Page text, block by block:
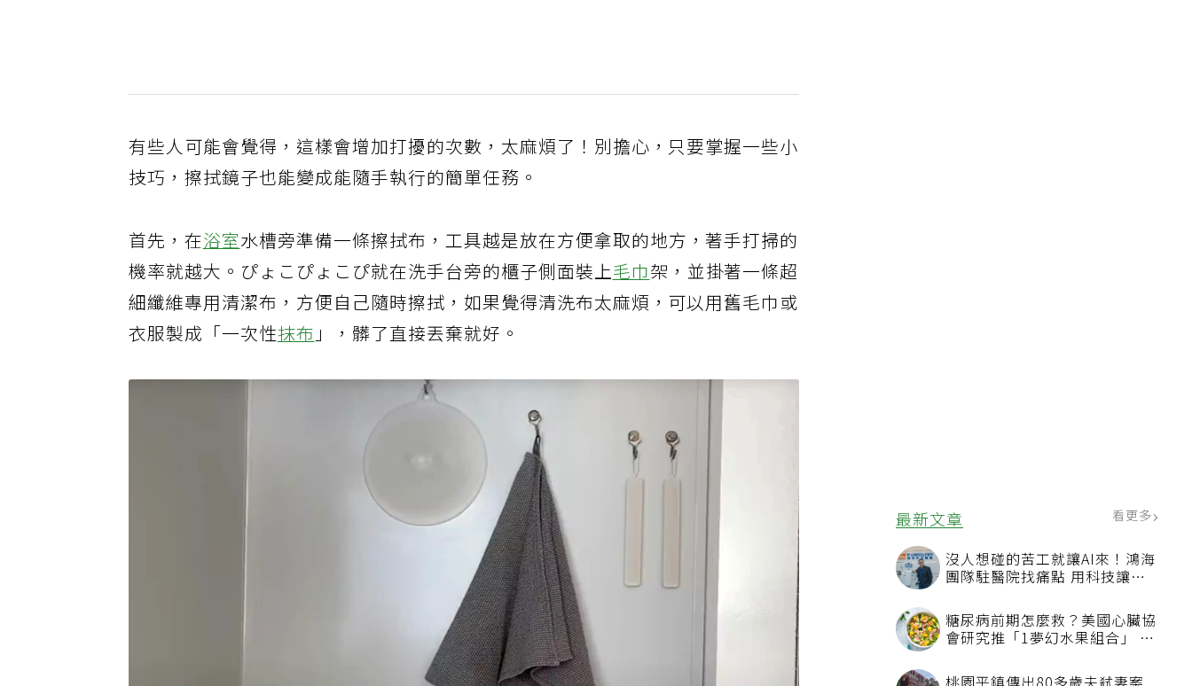
最新文章 看更多
沒人想碰的苦工就讓AI來！鴻海
團隊駐醫院找痛點 用科技讓醫
糖尿病前期怎麼救？美國心臟協
會研究推「1夢幻水果組合」 酪
有些人可能會覺得，這樣會增加打擾的次數，太麻煩了！別擔心，只要掌握一些小
技巧，擦拭鏡子也能變成能隨手執行的簡單任務。
首先，在浴室水槽旁準備一條擦拭布，工具越是放在方便拿取的地方，著手打掃的
機率就越大。ぴょこぴょこぴ就在洗手台旁的櫃子側面裝上毛巾架，並掛著一條超
細纖維專用清潔布，方便自己隨時擦拭，如果覺得清洗布太麻煩，可以用舊毛巾或
衣服製成「一次性抹布」，髒了直接丟棄就好。